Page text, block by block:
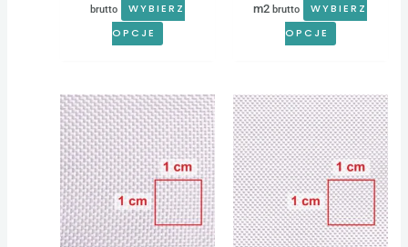
brutto
WYBIERZ
OPCJE
m2brutto
WYBIERZ
OPCJE